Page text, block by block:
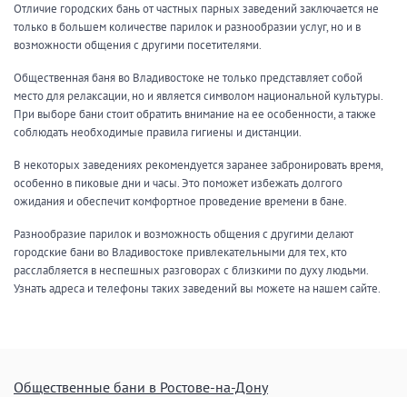
Кедровая бочка
Парильщик/ банщик
СПА
Банный чан
Круглосуточно
Общественные бани
Аква-зона
Обливная кадушка
Отличие городских бань от частных парных заведений заключается не
только в большем количестве парилок и разнообразии услуг, но и в
возможности общения с другими посетителями.
Общественная баня во Владивостоке не только представляет собой
место для релаксации, но и является символом национальной культуры.
При выборе бани стоит обратить внимание на ее особенности, а также
соблюдать необходимые правила гигиены и дистанции.
В некоторых заведениях рекомендуется заранее забронировать время,
особенно в пиковые дни и часы. Это поможет избежать долгого
ожидания и обеспечит комфортное проведение времени в бане.
Разнообразие парилок и возможность общения с другими делают
городские бани во Владивостоке привлекательными для тех, кто
расслабляется в неспешных разговорах с близкими по духу людьми.
Узнать адреса и телефоны таких заведений вы можете на нашем сайте.
Общественные бани в Ростове-на-Дону